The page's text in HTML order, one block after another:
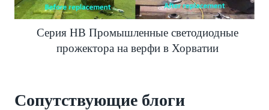
Серия HB Промышленные светодиодные
прожектора на верфи в Хорватии
Сопутствующие блоги